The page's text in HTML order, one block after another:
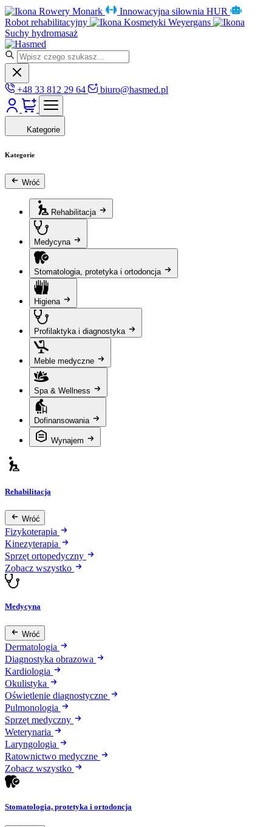
Rowery Monark
Innowacyjna siłownia HUR
Robot rehabilitacyjny
Kosmetyki Weyergans
Suchy hydromasaż
+48 33 812 29 64 biuro@hasmed.pl
Kategorie
Kategorie
Wróć
Rehabilitacja
Medycyna
Stomatologia, protetyka i ortodoncja
Higiena
Profilaktyka i diagnostyka
Meble medyczne
Spa & Wellness
Dofinansowania
Wynajem
Rehabilitacja
Wróć
Fizykoterapia
Kinezyterapia
Sprzęt ortopedyczny
Zobacz wszystko
Medycyna
Wróć
Dermatologia
Diagnostyka obrazowa
Kardiologia
Okulistyka
Oświetlenie diagnostyczne
Pulmonologia
Sprzęt medyczny
Weterynaria
Laryngologia
Ratownictwo medyczne
Zobacz wszystko
Stomatologia, protetyka i ortodoncja